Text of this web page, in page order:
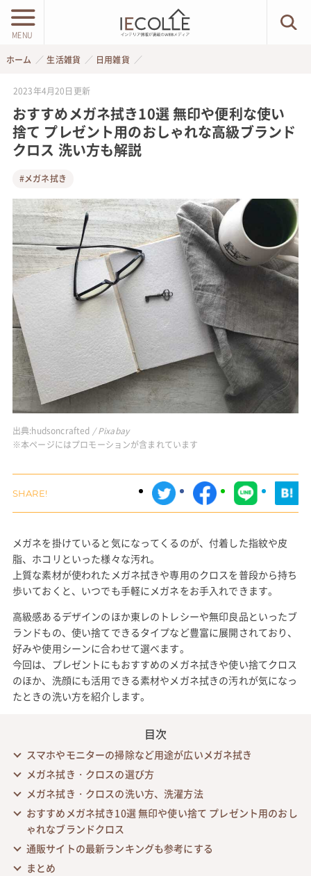
MENU
ホーム 生活雑貨 日用雑貨
2023年4月20日 更新
おすすめメガネ拭き10選 無印や便利な使い
捨て プレゼント用のおしゃれな高級ブランド
クロス 洗い方も解説
#メガネ拭き
出典:hudsoncrafted / Pixabay
※本ページにはプロモーションが含まれています
メガネを掛けていると気になってくるのが、付着した指紋や皮
脂、ホコリといった様々な汚れ。
上質な素材が使われたメガネ拭きや専用のクロスを普段から持ち
歩いておくと、いつでも手軽にメガネをお手入れできます。
高級感あるデザインのほか東レのトレシーや無印良品といったブ
ランドもの、使い捨てできるタイプなど豊富に展開されており、
好みや使用シーンに合わせて選べます。
今回は、プレゼントにもおすすめのメガネ拭きや使い捨てクロス
のほか、洗顔にも活用できる素材やメガネ拭きの汚れが気になっ
たときの洗い方を紹介します。
目次
スマホやモニターの掃除など用途が広いメガネ拭き
メガネ拭き・クロスの選び方
メガネ拭き・クロスの洗い方、洗濯方法
おすすめメガネ拭き10選 無印や使い捨て プレゼント用のおし
ゃれなブランドクロス
通販サイトの最新ランキングも参考にする
まとめ